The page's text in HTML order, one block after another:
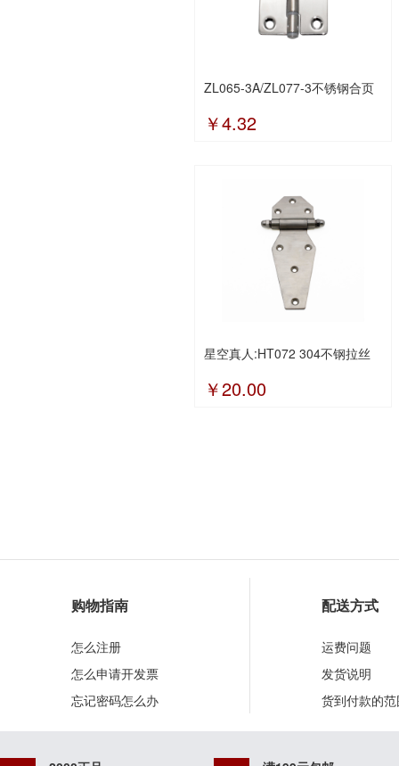
ZL065-3A/ZL077-3不锈钢合页
￥4.32
星空真人:HT072 304不钢拉丝
￥20.00
购物指南
怎么注册
怎么申请开发票
忘记密码怎么办
配送方式
运费问题
发货说明
货到付款的